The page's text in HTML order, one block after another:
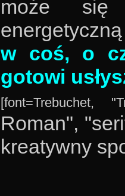
może się
w coś, o
gotowi
[font=Trebuchet,
Roman",
kreatywny